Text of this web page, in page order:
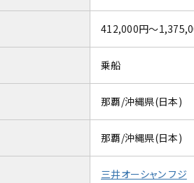
412,000円～
乗船
那覇/沖縄県(日本)
那覇/沖縄県(日本)
三井オーシャン フジ